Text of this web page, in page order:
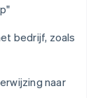
bedrijf, zoals
naar